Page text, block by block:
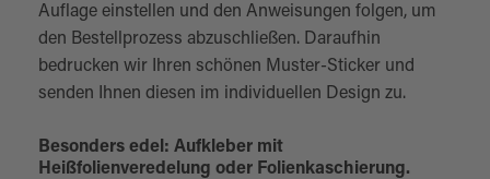
Auflage einstellen und den Anweisungen folgen, um
den Bestellprozess abzuschließen. Daraufhin
bedrucken wir Ihren schönen Muster-Sticker und
senden Ihnen diesen im individuellen Design zu.
Besonders edel: Aufkleber mit
Heißfolienveredelung oder Folienkaschierung.